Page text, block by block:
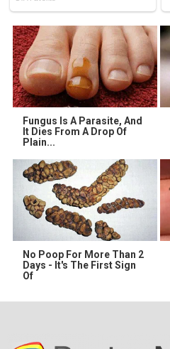
Fungus Is A Parasite, And
It Dies From A Drop Of
Plain...
No Poop For More Than 2
Days - It's The First Sign
Of